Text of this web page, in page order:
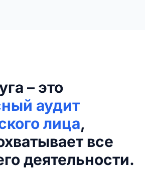
– это
аудит
лица,
все
деятельности.